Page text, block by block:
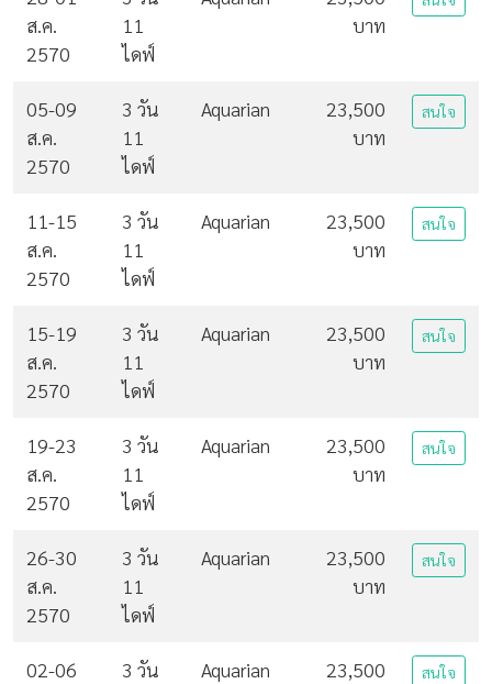
ส.ค.
2570
11
ไดฟ์
บาท
05-09
ส.ค.
2570
3 วัน
11
ไดฟ์
Aquarian
23,500
บาท
สนใจ
11-15
ส.ค.
2570
3 วัน
11
ไดฟ์
Aquarian
23,500
บาท
สนใจ
15-19
ส.ค.
2570
3 วัน
11
ไดฟ์
Aquarian
23,500
บาท
สนใจ
19-23
ส.ค.
2570
3 วัน
11
ไดฟ์
Aquarian
23,500
บาท
สนใจ
26-30
ส.ค.
2570
3 วัน
11
ไดฟ์
Aquarian
23,500
บาท
สนใจ
02-06
3 วัน
Aquarian
23,500
สนใจ